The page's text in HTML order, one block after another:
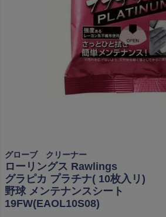
グローブ クリーナー
ローリングス Rawlings
グラピカ プラチナ( 10枚入リ)
野球 メンテナンスシート
19FW(EAOL10S08)